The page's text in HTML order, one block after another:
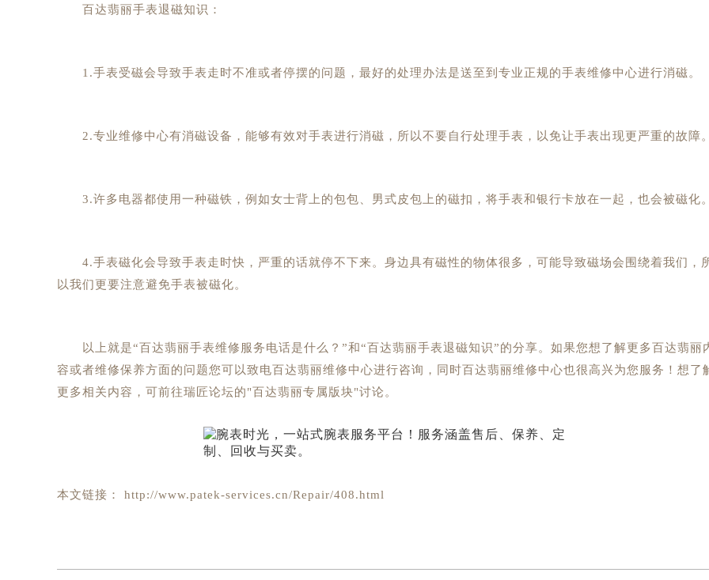
百达翡丽手表退磁知识：
1.手表受磁会导致手表走时不准或者停摆的问题，最好的处理办法是送至到专业正规的手表维修中心进行消磁。
2.专业维修中心有消磁设备，能够有效对手表进行消磁，所以不要自行处理手表，以免让手表出现更严重的故障。
3.许多电器都使用一种磁铁，例如女士背上的包包、男式皮包上的磁扣，将手表和银行卡放在一起，也会被磁化。
4.手表磁化会导致手表走时快，严重的话就停不下来。身边具有磁性的物体很多，可能导致磁场会围绕着我们，
以我们更要注意避免手表被磁化。
以上就是“百达翡丽手表维修服务电话是什么？”和“百达翡丽手表退磁知识”的分享。如果您想了解更多百达翡丽
容或者维修保养方面的问题您可以致电百达翡丽维修中心进行咨询，同时百达翡丽维修中心也很高兴为您服务！想了
更多相关内容，可前往瑞匠论坛的"百达翡丽专属版块"讨论。
本文链接： http://www.patek-services.cn/Repair/408.html